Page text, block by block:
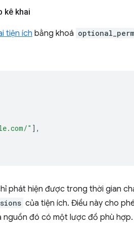
kê khai
tiện ích bằng khoá
" ],
phát hiện được trong thời gian
của tiện ích. Điều này cho
nguồn đó có một lược đồ phù hợp.